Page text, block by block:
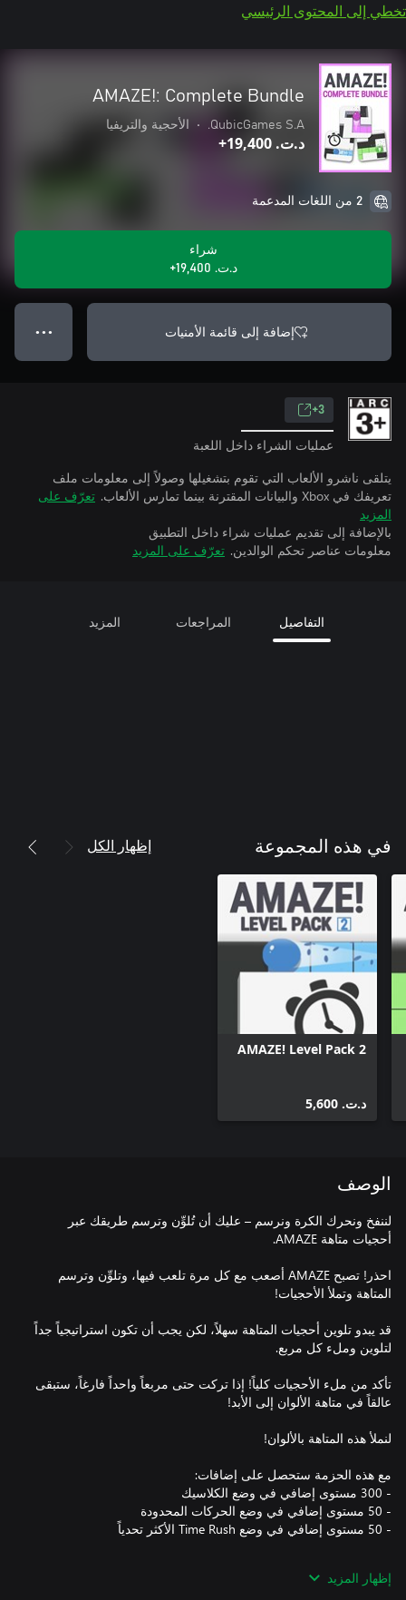
تخطي إلى المحتوى الرئيسي
AMAZE!: Complete Bundle
QubicGames S.A.
• الأحجية والتريفيا
د.ت.‏ 19,400+
2 من اللغات المدعمة
شراء
د.ت.‏ 19,400+
إضافة إلى قائمة الأمنيات ● ● ●
3+
عمليات الشراء داخل اللعبة
يتلقى ناشرو الألعاب التي تقوم بتشغيلها وصولاً إلى معلومات ملف
تعريفك في Xbox والبيانات المقترنة بينما تمارس الألعاب.
تعرّف على
المزيد
بالإضافة إلى تقديم عمليات شراء داخل التطبيق
معلومات عناصر تحكم الوالدين. تعرّف على المزيد
التفاصيل المراجعات المزيد
في هذه المجموعة إظهار الكل
AMAZE! Level Pack 2
د.ت.‏ 5,600
الوصف
لننفخ ونحرك الكرة ونرسم – عليك أن تُلوِّن وترسم طريقك عبر
احذر! تصبح AMAZE أصعب مع كل مرة تلعب فيها، وتلوِّن وترسم
قد يبدو تلوين أحجيات المتاهة سهلاً، لكن يجب أن تكون استراتيجياً جداً
تأكد من ملء الأحجيات كلياً! إذا تركت حتى مربعاً واحداً فارغاً، ستبقى
إظهار المزيد